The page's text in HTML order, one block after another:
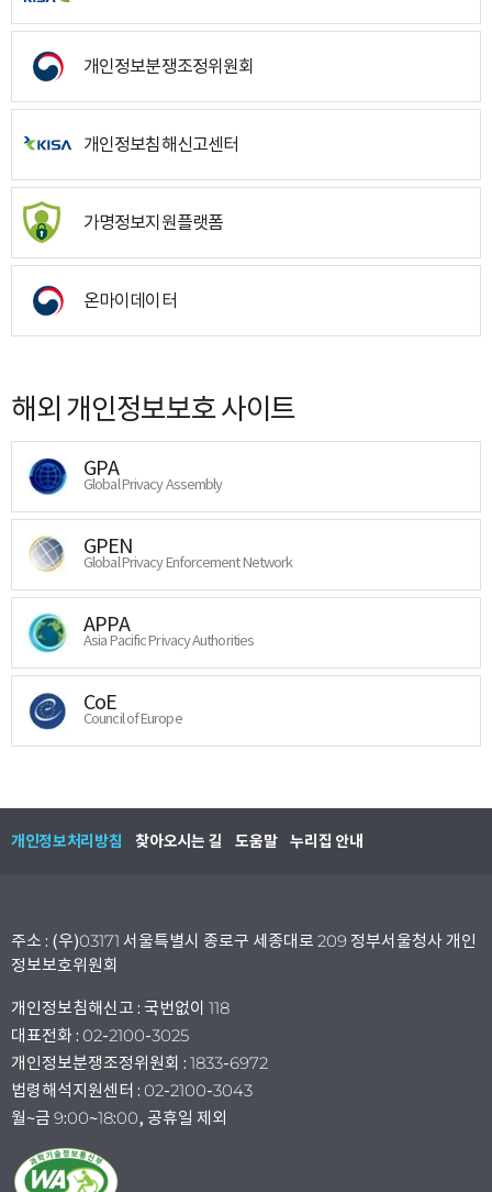
개인정보분쟁조정위원회
개인정보침해신고센터
가명정보지원플랫폼
온마이데이터
해외 개인정보보호 사이트
GPA
Global Privacy Assembly
GPEN
Global Privacy Enforcement Network
APPA
Asia Pacific Privacy Authorities
CoE
Council of Europe
개인정보처리방침 찾아오시는 길 도움말 누리집 안내
주소 : (우)03171 서울특별시 종로구 세종대로 209 정부서울청사 개인
정보보호위원회
개인정보침해신고 : 국번없이 118
대표전화 : 02-2100-3025
개인정보분쟁조정위원회 : 1833-6972
법령해석지원센터 : 02-2100-3043
월~금 9:00~18:00, 공휴일 제외